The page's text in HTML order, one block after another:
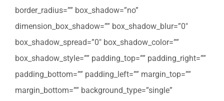
border_radius=”” box_shadow=”no”
dimension_box_shadow=”” box_shadow_blur=”0″
box_shadow_spread=”0″ box_shadow_color=””
box_shadow_style=”” padding_top=”” padding_right=””
padding_bottom=”” padding_left=”” margin_top=””
margin_bottom=”” background_type=”single”